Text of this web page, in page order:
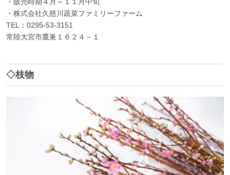
・株式会社久慈川蔬菜ファミリーファーム
TEL：0295-53-3151
常陸大宮市鷹巣１６２４－１
◇枝物